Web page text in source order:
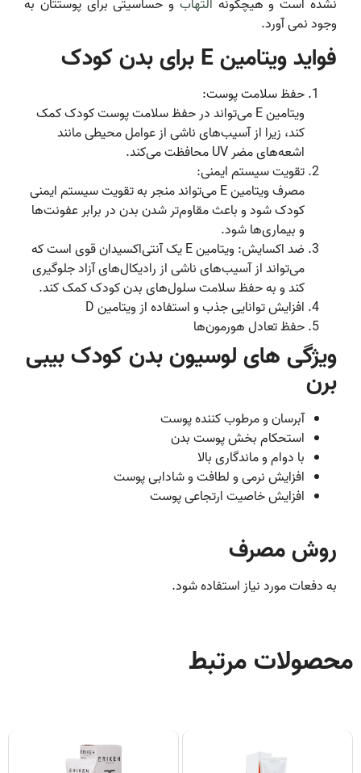
نشده است و هیچگونه التهاب و حساسیتی برای پوستتان به
وجود نمی آورد.
فواید ویتامین E برای بدن کودک‌‎‎
حفظ سلامت پوست:
ویتامین E می‌تواند در حفظ سلامت پوست کودک کمک
کند، زیرا از آسیب‌های ناشی از عوامل محیطی مانند
اشعه‌های مضر UV محافظت می‌کند.
تقویت سیستم ایمنی:
مصرف ویتامین E می‌تواند منجر به تقویت سیستم ایمنی
کودک شود و باعث مقاوم‌تر شدن بدن در برابر عفونت‌ها
و بیماری‌ها شود.
ضد اکسایش: ویتامین E یک آنتی‌اکسیدان قوی است که
می‌تواند از آسیب‌های ناشی از رادیکال‌های آزاد جلوگیری
کند و به حفظ سلامت سلول‌های بدن کودک کمک کند.
افزایش توانایی جذب و استفاده از ویتامین D
حفظ تعادل هورمون‌ها
ویژگی های لوسیون بدن کودک بیبی
برن
آبرسان و مرطوب کننده پوست
استحکام بخش پوست بدن
با دوام و ماندگاری بالا
افزایش نرمی و لطافت و شادابی پوست
افزایش خاصیت ارتجاعی پوست
روش مصرف
به دفعات مورد نیاز استفاده شود.
محصولات مرتبط